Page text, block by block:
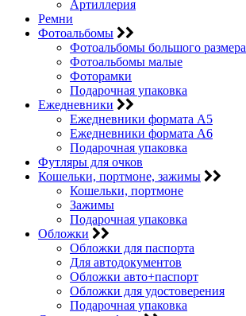
Артиллерия
Ремни
Фотоальбомы
Фотоальбомы большого размера
Фотоальбомы малые
Фоторамки
Подарочная упаковка
Ежедневники
Ежедневники формата А5
Ежедневники формата А6
Подарочная упаковка
Футляры для очков
Кошельки, портмоне, зажимы
Кошельки, портмоне
Зажимы
Подарочная упаковка
Обложки
Обложки для паспорта
Для автодокументов
Обложки авто+паспорт
Обложки для удостоверения
Подарочная упаковка